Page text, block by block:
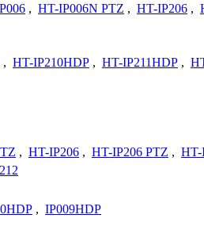
, HT-IP006N PTZ , HT-IP206 ,
, HT-IP210HDP , HT-IP211HDP ,
, HT-IP206 , HT-IP206 PTZ , HT-
, IP009HDP